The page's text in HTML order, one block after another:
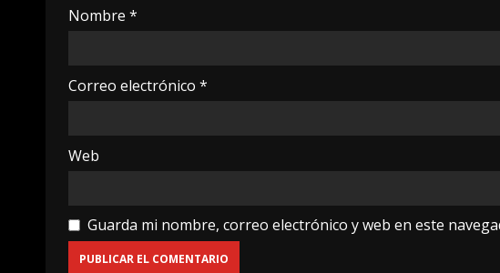
Nombre *
Correo electrónico *
Web
Guarda mi nombre, correo electrónico y web en este